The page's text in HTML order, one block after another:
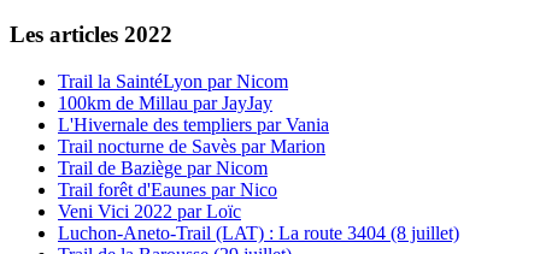
Les articles 2022
Trail la SaintéLyon par Nicom
100km de Millau par JayJay
L'Hivernale des templiers par Vania
Trail nocturne de Savès par Marion
Trail de Baziège par Nicom
Trail forêt d'Eaunes par Nico
Veni Vici 2022 par Loïc
Luchon-Aneto-Trail (LAT) : La route 3404 (8 juillet)